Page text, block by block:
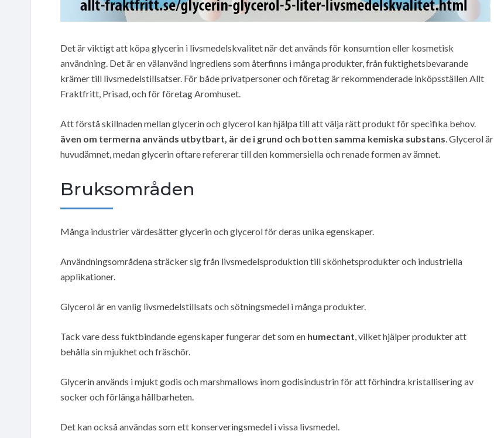
Det är viktigt att köpa glycerin i livsmedelskvalitet när det används för konsumtion eller kosmetisk
användning. Det är en välanvänd ingrediens som återfinns i många produkter, från fuktighetsbevarande
krämer till livsmedelstillsatser. För både privatpersoner och företag är rekommenderade inköpsställen Allt
Fraktfritt, Prisad, och för företag Aromhuset.
Att förstå skillnaden mellan glycerin och glycerol kan hjälpa till att välja rätt produkt för specifika behov.
även om termerna används utbytbart, är de i grund och botten samma kemiska substans. Glycerol är
huvudämnet, medan glycerin oftare refererar till den kommersiella och renade formen av ämnet.
Bruksområden
Många industrier värdesätter glycerin och glycerol för deras unika egenskaper.
Användningsområdena sträcker sig från livsmedelsproduktion till skönhetsprodukter och industriella
applikationer.
Glycerol är en vanlig livsmedelstillsats och sötningsmedel i många produkter.
Tack vare dess fuktbindande egenskaper fungerar det som en humectant, vilket hjälper produkter att
behålla sin mjukhet och fräschör.
Glycerin används i mjukt godis och marshmallows inom godisindustrin för att förhindra kristallisering av
socker och förlänga hållbarheten.
Det kan också användas som ett konserveringsmedel i vissa livsmedel.